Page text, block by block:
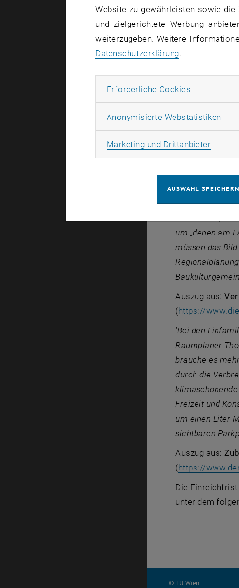
Zum Anlass
'Der [Verein zur
und in dem
Land haben,
um „denen am
müssen das
Auszug aus:
(https://
'Bei den
Raumplaner
brauche es
durch die
Freizeit und
um einen Liter
sichtbaren
Auszug aus:
(https://
Die
unter dem
© TU Wien
Website zu gewährleisten sowie
und zielgerichtete Werbung
weiterzugeben. Weitere
Datenschutzerklärung.
Erforderliche Cookies
Anonymisierte Webstatistiken
Marketing und Drittanbieter
AUSWAHL